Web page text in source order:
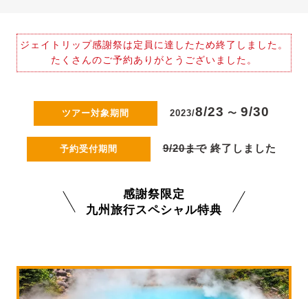
ジェイトリップ感謝祭は定員に達したため終了しました。
たくさんのご予約ありがとうございました。
ツアー対象期間 2023/8/23 〜 9/30
予約受付期間 9/20まで終了しました
感謝祭限定
九州旅行スペシャル特典